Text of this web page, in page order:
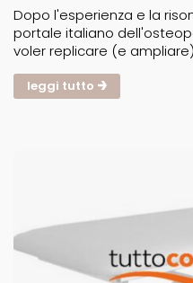
Dopo l'esperienza e la
portale italiano
voler replicare (e
Declinato e tradotto per
leggi tutto